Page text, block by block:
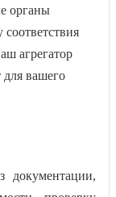
органы
агрегатор
вашего
документации,